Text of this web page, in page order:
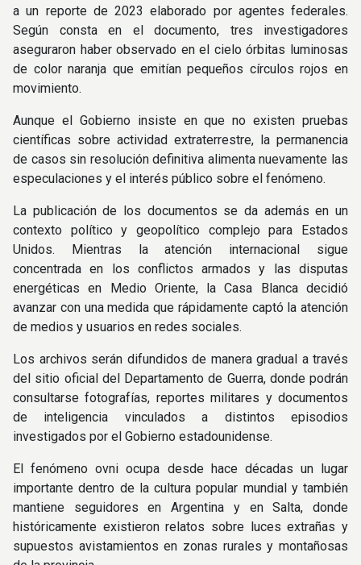
a un reporte de 2023 elaborado por agentes federales.
Según consta en el documento, tres investigadores
aseguraron haber observado en el cielo órbitas luminosas
de color naranja que emitían pequeños círculos rojos en
movimiento.
Aunque el Gobierno insiste en que no existen pruebas
científicas sobre actividad extraterrestre, la permanencia
de casos sin resolución definitiva alimenta nuevamente las
especulaciones y el interés público sobre el fenómeno.
La publicación de los documentos se da además en un
contexto político y geopolítico complejo para Estados
Unidos. Mientras la atención internacional sigue
concentrada en los conflictos armados y las disputas
energéticas en Medio Oriente, la Casa Blanca decidió
avanzar con una medida que rápidamente captó la atención
de medios y usuarios en redes sociales.
Los archivos serán difundidos de manera gradual a través
del sitio oficial del Departamento de Guerra, donde podrán
consultarse fotografías, reportes militares y documentos
de inteligencia vinculados a distintos episodios
investigados por el Gobierno estadounidense.
El fenómeno ovni ocupa desde hace décadas un lugar
importante dentro de la cultura popular mundial y también
mantiene seguidores en Argentina y en Salta, donde
históricamente existieron relatos sobre luces extrañas y
supuestos avistamientos en zonas rurales y montañosas